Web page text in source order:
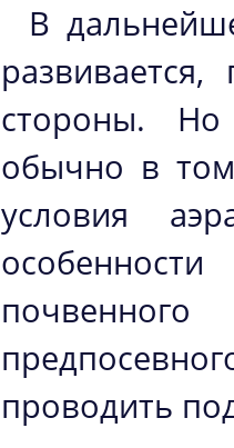
В
стороны. Но
обычно в
условия
проводить